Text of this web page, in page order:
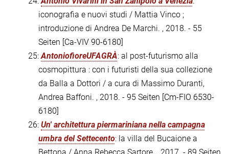
iconografia e nuovi studi / Mattia Vinco ;
introduzione di Andrea De Marchi. , 2018. - 55
Seiten [Ca-VIV 90-6180]
25:AntoniofioreUFAGRÀ: al post-futurismo alla
cosmopittura : con i futuristi della sua collezione
da Balla a Dottori / a cura di Massimo Duranti,
Andrea Baffoni. , 2018. - 95 Seiten [Cm-FIO 6530-
6180]
26: Un' architettura piermariniana nella campagna
umbra del Settecento: la villa del Bucaione a